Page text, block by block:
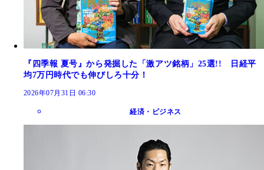
『四季報 夏号』から発掘した「激アツ銘柄」25選!! 日経平
均7万円時代でも伸びしろ十分！
2026年07月31日 06:30
経済・ビジネス